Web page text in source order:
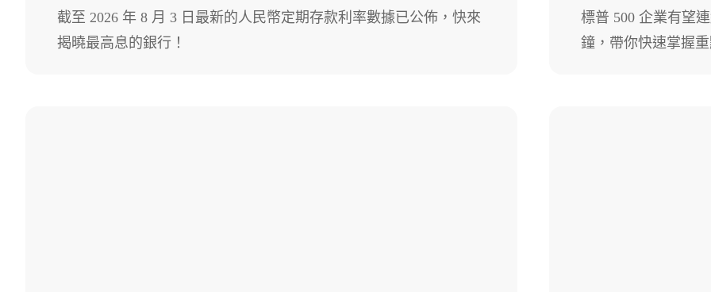
截至 2026 年 8 月 3 日最新的人民幣定期存款利率數據已公佈，快來
揭曉最高息的銀行！
標普 500 企業有望
鐘，帶你快速掌握